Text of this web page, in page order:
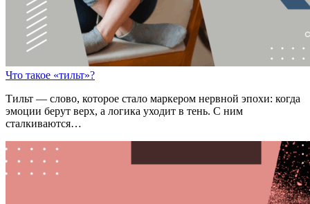
Что такое «тильт»?
Тильт — слово, которое стало маркером нервной эпохи: когда
эмоции берут верх, а логика уходит в тень. С ним
сталкиваются…